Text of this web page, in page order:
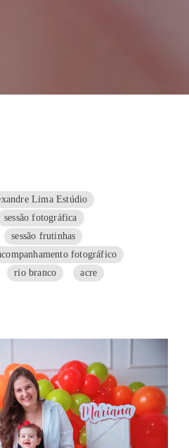
Lima Estúdio
sessão fotográfica
sessão frutinhas
fotográfico
rio branco acre